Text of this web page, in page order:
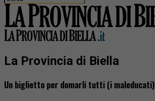
La Provincia di Biella
Un biglietto per domarli tutti (i maleducati)